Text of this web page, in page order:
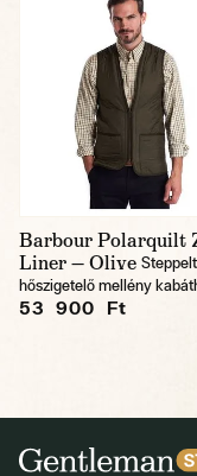
Barbour Polarquilt
Liner — Olive Steppelt
hőszigetelő mellény
53 900 Ft